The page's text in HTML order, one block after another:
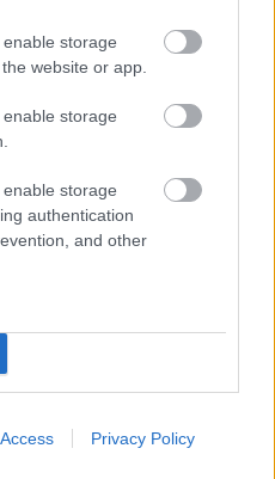
storage
website or app.
storage
storage
authentication
and other
Privacy Policy
az eső a Duna vízgyűjtőjére